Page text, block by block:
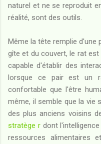
naturel et ne se reproduit
réalité, sont des outils.
Même la tête remplie d'une
gîte et du couvert, le rat
capable d'établir des
lorsque ce pair est un
confortable que l'être
même, il semble que la vie
des plus anciens voisins
stratège rdont
ressources alimentaires